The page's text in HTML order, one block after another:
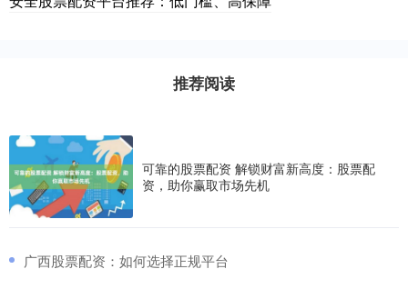
推荐阅读
可靠的股票配资 解锁财富新高度：股票配
资，助你赢取市场先机
​广西股票配资：如何选择正规平台